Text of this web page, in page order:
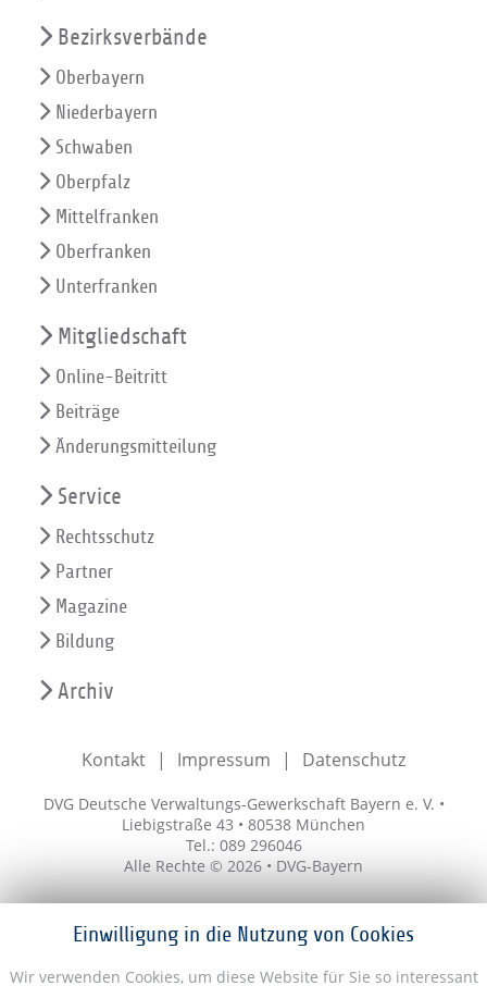
Einwilligung in die Nutzung von Cookies
Wir verwenden Cookies, um diese Website für Sie so interessant
Bezirksverbände
Oberbayern
Niederbayern
Schwaben
Oberpfalz
Mittelfranken
Oberfranken
Unterfranken
Mitgliedschaft
Online-Beitritt
Beiträge
Änderungsmitteilung
Service
Rechtsschutz
Partner
Magazine
Bildung
Archiv
Kontakt Impressum Datenschutz
DVG Deutsche Verwaltungs-Gewerkschaft Bayern e. V. •
Liebigstraße 43 • 80538 München
Tel.: 089 296046
Alle Rechte © 2026 • DVG-Bayern